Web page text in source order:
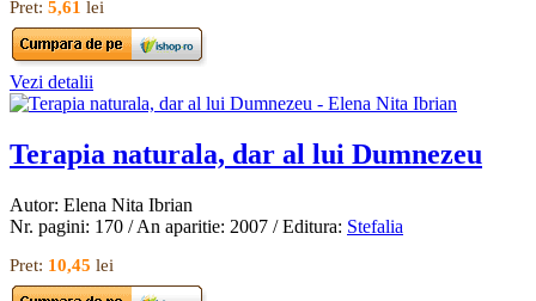
Pret: 5,61 lei
Vezi detalii
Terapia naturala, dar al lui Dumnezeu
Autor: Elena Nita Ibrian
Nr. pagini: 170 / An aparitie: 2007 / Editura: Stefalia
Pret: 10,45 lei